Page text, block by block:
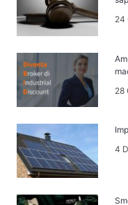
24
28
4